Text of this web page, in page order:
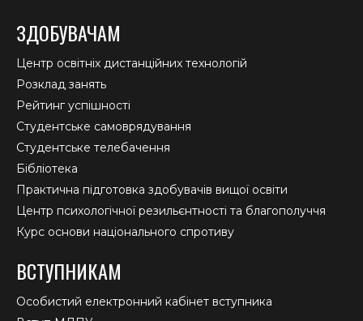
ЗДОБУВАЧАМ
Центр освітніх дистанційних технологій
Розклад занять
Рейтинг успішності
Студентське самоврядування
Студентське телебачення
Бібліотека
Практична підготовка здобувачів вищої освіти
Центр психологічної резильєнтності та благополуччя
Курс основи національного спротиву
ВСТУПНИКАМ
Особистий електронний кабінет вступника